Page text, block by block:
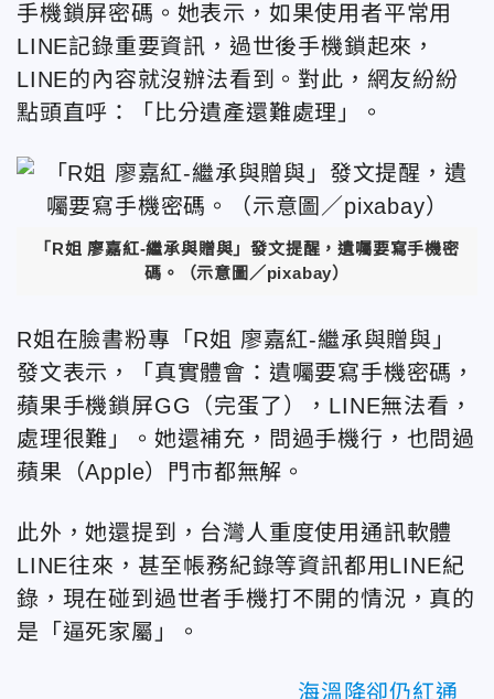
手機鎖屏密碼。她表示，如果使用者平常用
LINE記錄重要資訊，過世後手機鎖起來，
LINE的內容就沒辦法看到。對此，網友紛紛
點頭直呼：「比分遺產還難處理」。
「R姐 廖嘉紅-繼承與贈與」發文提醒，遺囑要寫手機密
碼。（示意圖／pixabay）
R姐在臉書粉專「R姐 廖嘉紅-繼承與贈與」
發文表示，「真實體會：遺囑要寫手機密碼，
蘋果手機鎖屏GG（完蛋了），LINE無法看，
處理很難」。她還補充，問過手機行，也問過
蘋果（Apple）門市都無解。
此外，她還提到，台灣人重度使用通訊軟體
LINE往來，甚至帳務紀錄等資訊都用LINE紀
錄，現在碰到過世者手機打不開的情況，真的
是「逼死家屬」。
海溫降卻仍紅通